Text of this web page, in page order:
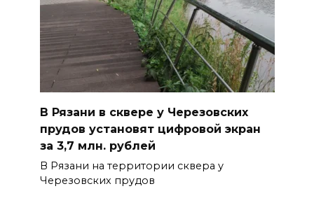
В Рязани в сквере у Черезовских
прудов установят цифровой экран
за 3,7 млн. рублей
В Рязани на территории сквера у
Черезовских прудов